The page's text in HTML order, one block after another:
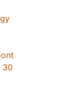
30